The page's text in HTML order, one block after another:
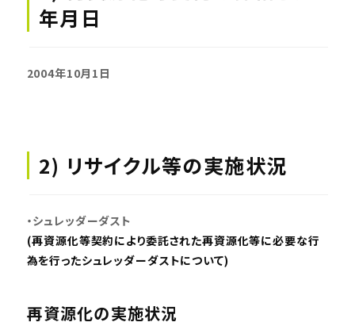
年月日
2004年10月1日
2) リサイクル等の実施状況
・シュレッダーダスト
(再資源化等契約により委託された再資源化等に必要な行
為を行ったシュレッダーダストについて)
再資源化の実施状況